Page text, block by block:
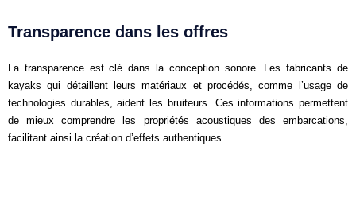
Transparence dans les offres
La transparence est clé dans la conception sonore. Les fabricants de
kayaks qui détaillent leurs matériaux et procédés, comme l’usage de
technologies durables, aident les bruiteurs. Ces informations permettent
de mieux comprendre les propriétés acoustiques des embarcations,
facilitant ainsi la création d’effets authentiques.